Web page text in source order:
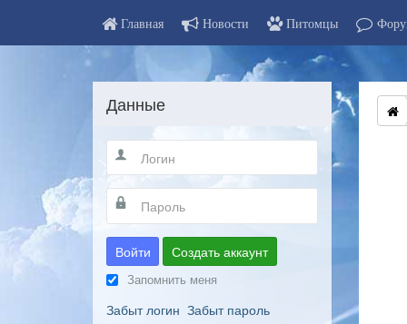
Главная Новости Питомцы
Данные
Войти Создать аккаунт
Запомнить меня
Забыт логин Забыт пароль